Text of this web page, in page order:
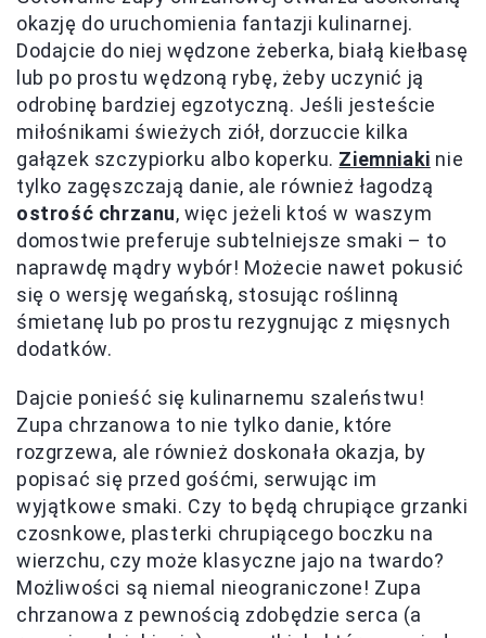
okazję do uruchomienia fantazji kulinarnej.
Dodajcie do niej wędzone żeberka, białą kiełbasę
lub po prostu wędzoną rybę, żeby uczynić ją
odrobinę bardziej egzotyczną. Jeśli jesteście
miłośnikami świeżych ziół, dorzuccie kilka
gałązek szczypiorku albo koperku. Ziemniaki nie
tylko zagęszczają danie, ale również łagodzą
ostrość chrzanu, więc jeżeli ktoś w waszym
domostwie preferuje subtelniejsze smaki – to
naprawdę mądry wybór! Możecie nawet pokusić
się o wersję wegańską, stosując roślinną
śmietanę lub po prostu rezygnując z mięsnych
dodatków.
Dajcie ponieść się kulinarnemu szaleństwu!
Zupa chrzanowa to nie tylko danie, które
rozgrzewa, ale również doskonała okazja, by
popisać się przed gośćmi, serwując im
wyjątkowe smaki. Czy to będą chrupiące grzanki
czosnkowe, plasterki chrupiącego boczku na
wierzchu, czy może klasyczne jajo na twardo?
Możliwości są niemal nieograniczone! Zupa
chrzanowa z pewnością zdobędzie serca (a